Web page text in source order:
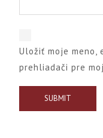
Uložiť moje meno,
prehliadači pre